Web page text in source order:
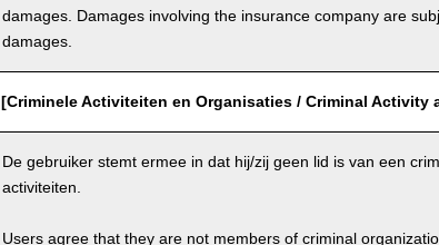
damages. Damages involving the insurance company are
damages.
[Criminele Activiteiten en Organisaties / Criminal Activity
De gebruiker stemt ermee in dat hij/zij geen lid is van een
activiteiten.
Users agree that they are not members of criminal